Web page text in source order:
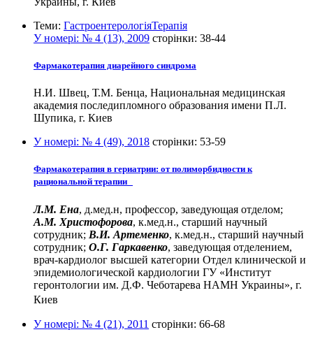
Теми: ГастроентерологіяТерапія
У номері: № 4 (13), 2009 сторінки: 38-44
Фармакотерапия диарейного синдрома
Н.И. Швец, Т.М. Бенца, Национальная медицинская
академия последипломного образования имени П.Л.
Шупика, г. Киев
У номері: № 4 (49), 2018 сторінки: 53-59
Фармакотерапия в гериатрии: от полиморбидности к
рациональной терапии
Л.М. Ена, д.мед.н, профессор, заведующая отделом;
А.М. Христофорова, к.мед.н., старший научный
сотрудник; В.И. Артеменко, к.мед.н., старший научный
сотрудник; О.Г. Гаркавенко, заведующая отделением,
врач-кардиолог высшей категории Отдел клинической и
эпидемиологической кардиологии ГУ «Институт
геронтологии им. Д.Ф. Чеботарева НАМН Украины», г.
Киев
У номері: № 4 (21), 2011 сторінки: 66-68